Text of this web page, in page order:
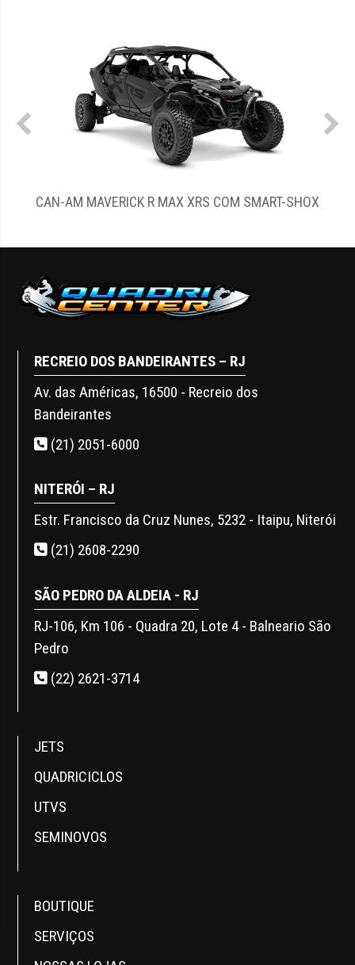
CAN-AM MAVERICK R MAX XRS COM SMART-SHOX
RECREIO DOS BANDEIRANTES – RJ
Av. das Américas, 16500 - Recreio dos
Bandeirantes
(21) 2051-6000
NITERÓI – RJ
Estr. Francisco da Cruz Nunes, 5232 - Itaipu, Niterói
(21) 2608-2290
SÃO PEDRO DA ALDEIA - RJ
RJ-106, Km 106 - Quadra 20, Lote 4 - Balneario São
Pedro
(22) 2621-3714
JETS
QUADRICICLOS
UTVS
SEMINOVOS
BOUTIQUE
SERVIÇOS